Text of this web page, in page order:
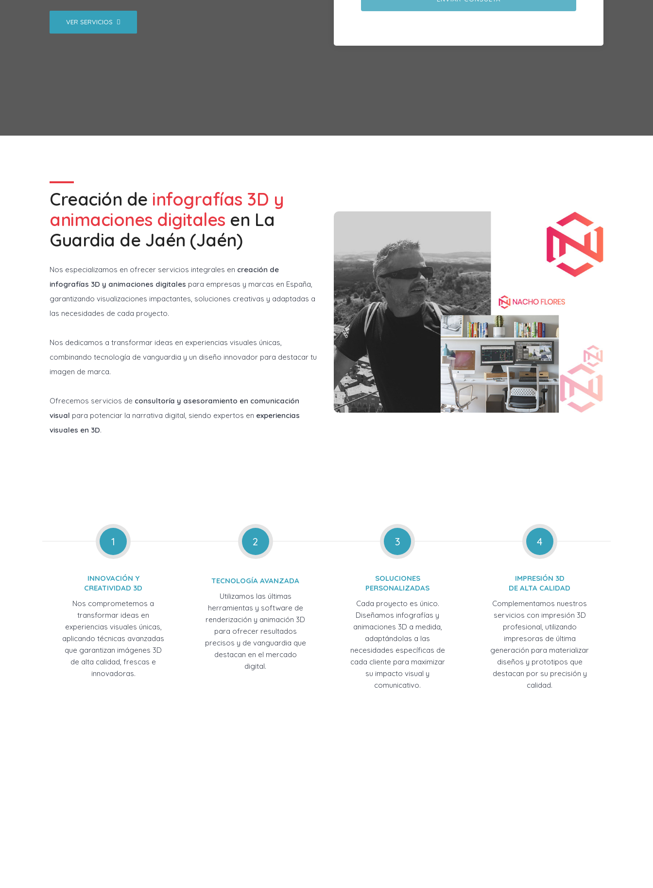
VER SERVICIOS
Creación de infografías 3D y
animaciones digitales en La
Guardia de Jaén (Jaén)
Nos especializamos en ofrecer servicios integrales en creación de
infografías 3D y animaciones digitales para empresas y marcas en España,
garantizando visualizaciones impactantes, soluciones creativas y adaptadas a
las necesidades de cada proyecto.
Nos dedicamos a transformar ideas en experiencias visuales únicas,
combinando tecnología de vanguardia y un diseño innovador para destacar tu
imagen de marca.
Ofrecemos servicios de consultoría y asesoramiento en comunicación
visual para potenciar la narrativa digital, siendo expertos en experiencias
visuales en 3D.
1
INNOVACIÓN Y
CREATIVIDAD 3D
Nos comprometemos a
transformar ideas en
experiencias visuales únicas,
aplicando técnicas avanzadas
que garantizan imágenes 3D
de alta calidad, frescas e
innovadoras.
2
TECNOLOGÍA AVANZADA
Utilizamos las últimas
herramientas y software de
renderización y animación 3D
para ofrecer resultados
precisos y de vanguardia que
destacan en el mercado
digital.
3
SOLUCIONES
PERSONALIZADAS
Cada proyecto es único.
Diseñamos infografías y
animaciones 3D a medida,
adaptándolas a las
necesidades específicas de
cada cliente para maximizar
su impacto visual y
comunicativo.
4
IMPRESIÓN 3D
DE ALTA CALIDAD
Complementamos nuestros
servicios con impresión 3D
profesional, utilizando
impresoras de última
generación para materializar
diseños y prototipos que
destacan por su precisión y
calidad.